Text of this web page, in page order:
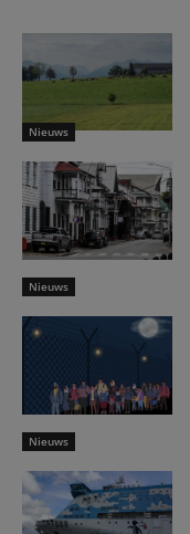
Nieuws
Nieuws
Nieuws